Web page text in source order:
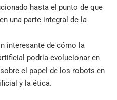
hasta el punto de que
una parte integral de la
interesante de cómo la
podría evolucionar en
el papel de los robots en
y la ética.